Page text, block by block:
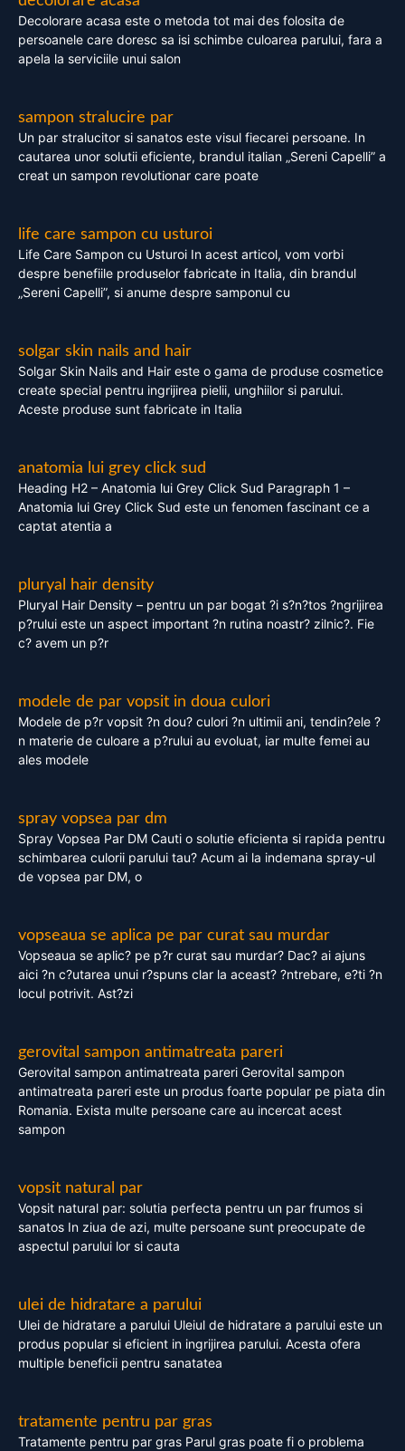
Decolorare acasa este o metoda tot mai des folosita de
persoanele care doresc sa isi schimbe culoarea parului, fara a
apela la serviciile unui salon
sampon stralucire par
Un par stralucitor si sanatos este visul fiecarei persoane. In
cautarea unor solutii eficiente, brandul italian „Sereni Capelli” a
creat un sampon revolutionar care poate
life care sampon cu usturoi
Life Care Sampon cu Usturoi In acest articol, vom vorbi
despre benefiile produselor fabricate in Italia, din brandul
„Sereni Capelli”, si anume despre samponul cu
solgar skin nails and hair
Solgar Skin Nails and Hair este o gama de produse cosmetice
create special pentru ingrijirea pielii, unghiilor si parului.
Aceste produse sunt fabricate in Italia
anatomia lui grey click sud
Heading H2 – Anatomia lui Grey Click Sud Paragraph 1 –
Anatomia lui Grey Click Sud este un fenomen fascinant ce a
captat atentia a
pluryal hair density
Pluryal Hair Density – pentru un par bogat ?i s?n?tos ?ngrijirea
p?rului este un aspect important ?n rutina noastr? zilnic?. Fie
c? avem un p?r
modele de par vopsit in doua culori
Modele de p?r vopsit ?n dou? culori ?n ultimii ani, tendin?ele ?
n materie de culoare a p?rului au evoluat, iar multe femei au
ales modele
spray vopsea par dm
Spray Vopsea Par DM Cauti o solutie eficienta si rapida pentru
schimbarea culorii parului tau? Acum ai la indemana spray-ul
de vopsea par DM, o
vopseaua se aplica pe par curat sau murdar
Vopseaua se aplic? pe p?r curat sau murdar? Dac? ai ajuns
aici ?n c?utarea unui r?spuns clar la aceast? ?ntrebare, e?ti ?n
locul potrivit. Ast?zi
gerovital sampon antimatreata pareri
Gerovital sampon antimatreata pareri Gerovital sampon
antimatreata pareri este un produs foarte popular pe piata din
Romania. Exista multe persoane care au incercat acest
sampon
vopsit natural par
Vopsit natural par: solutia perfecta pentru un par frumos si
sanatos In ziua de azi, multe persoane sunt preocupate de
aspectul parului lor si cauta
ulei de hidratare a parului
Ulei de hidratare a parului Uleiul de hidratare a parului este un
produs popular si eficient in ingrijirea parului. Acesta ofera
multiple beneficii pentru sanatatea
tratamente pentru par gras
Tratamente pentru par gras Parul gras poate fi o problema